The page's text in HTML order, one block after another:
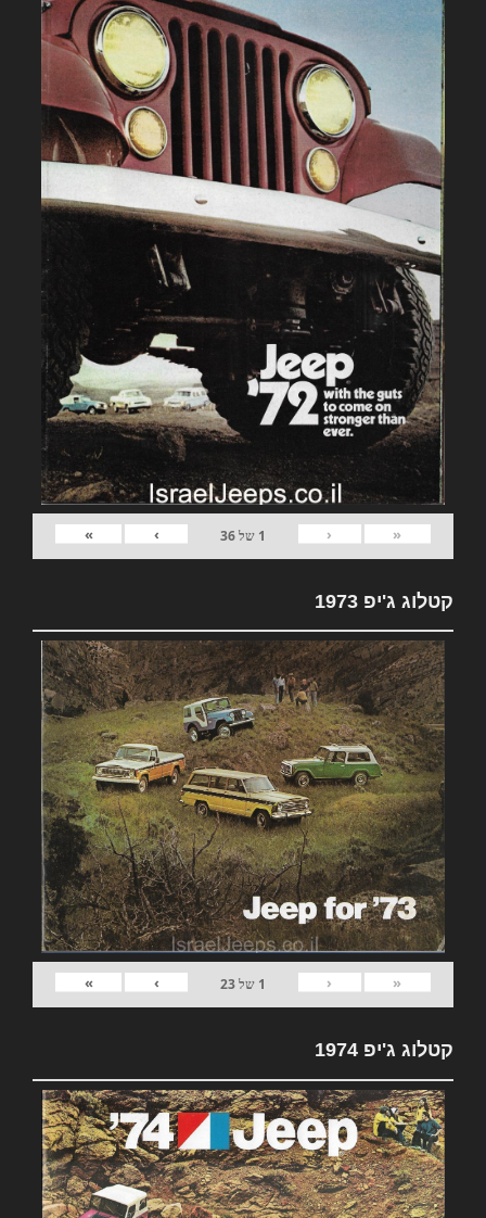
«
‹
1 של36
›
»
קטלוג ג'יפ 1973
«
‹
1 של23
›
»
קטלוג ג'יפ 1974